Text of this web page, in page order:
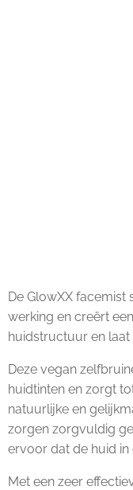
De GlowXX
werking en creërt
huidstructuur en laat
Deze vegan
huidtinten en zorgt
natuurlijke en
zorgen zorgvuldig
ervoor dat de huid in
Met een zeer